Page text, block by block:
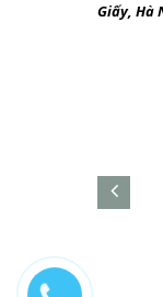
Giấy, Hà